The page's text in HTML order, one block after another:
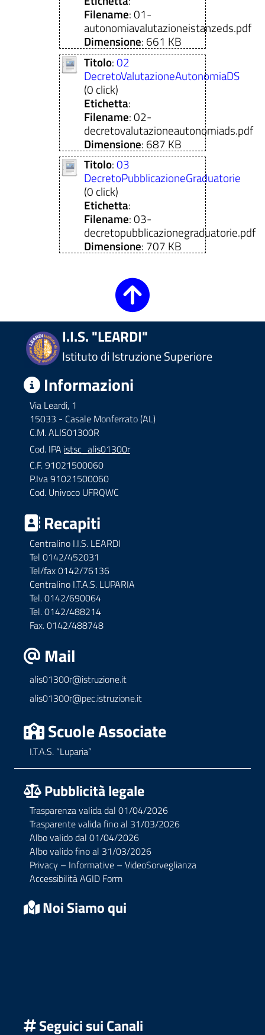
Filename: 01-
autonomiavalutazioneistanzeds.pdf
Dimensione: 661 KB
Titolo:02
DecretoValutazioneAutonomiaDS
(0 click)
Etichetta:
Filename: 02-
decretovalutazioneautonomiads.pdf
Dimensione: 687 KB
Titolo:03
DecretoPubblicazioneGraduatorie
(0 click)
Etichetta:
Filename: 03-
decretopubblicazionegraduatorie.pdf
Dimensione: 707 KB
I.I.S. "LEARDI"
Istituto di Istruzione Superiore
Informazioni
Via Leardi, 1
15033 - Casale Monferrato (AL)
C.M. ALIS01300R
Cod. IPA istsc_alis01300r
C.F. 91021500060
P.Iva 91021500060
Cod. Univoco UFRQWC
Recapiti
Centralino I.I.S. LEARDI
Tel 0142/452031
Tel/fax 0142/76136
Centralino I.T.A.S. LUPARIA
Tel. 0142/690064
Tel. 0142/488214
Fax. 0142/488748
Mail
alis01300r@istruzione.it
alis01300r@pec.istruzione.it
Scuole Associate
I.T.A.S. “Luparia”
Pubblicità legale
Trasparenza valida dal 01/04/2026
Trasparente valida fino al 31/03/2026
Albo valido dal 01/04/2026
Albo valido fino al 31/03/2026
Privacy – Informative – VideoSorveglianza
Accessibilità AGID Form
Noi Siamo qui
Seguici sui Canali